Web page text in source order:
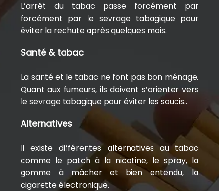
L’arrêt du tabac passe forcément par
forcément par le sevrage tabagique pour
éviter la rechute après quelques mois.
Santé & tabac
La santé et le tabac ne font pas bon ménage.
Quant aux fumeurs, ils doivent s’orienter vers
le sevrage tabagique pour éviter les soucis..
Alternatives
Il existe différentes alternatives au tabac
comme le patch à la nicotine, le spray, la
gomme à mâcher et bien entendu, la
cigarette électronique.